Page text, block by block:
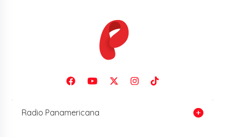
Radio Panamericana